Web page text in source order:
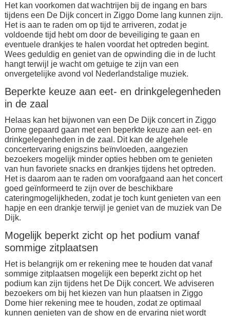
Het kan voorkomen dat wachtrijen bij de ingang en bars
tijdens een De Dijk concert in Ziggo Dome lang kunnen zijn.
Het is aan te raden om op tijd te arriveren, zodat je
voldoende tijd hebt om door de beveiliging te gaan en
eventuele drankjes te halen voordat het optreden begint.
Wees geduldig en geniet van de opwinding die in de lucht
hangt terwijl je wacht om getuige te zijn van een
onvergetelijke avond vol Nederlandstalige muziek.
Beperkte keuze aan eet- en drinkgelegenheden
in de zaal
Helaas kan het bijwonen van een De Dijk concert in Ziggo
Dome gepaard gaan met een beperkte keuze aan eet- en
drinkgelegenheden in de zaal. Dit kan de algehele
concertervaring enigszins beïnvloeden, aangezien
bezoekers mogelijk minder opties hebben om te genieten
van hun favoriete snacks en drankjes tijdens het optreden.
Het is daarom aan te raden om voorafgaand aan het concert
goed geïnformeerd te zijn over de beschikbare
cateringmogelijkheden, zodat je toch kunt genieten van een
hapje en een drankje terwijl je geniet van de muziek van De
Dijk.
Mogelijk beperkt zicht op het podium vanaf
sommige zitplaatsen
Het is belangrijk om er rekening mee te houden dat vanaf
sommige zitplaatsen mogelijk een beperkt zicht op het
podium kan zijn tijdens het De Dijk concert. We adviseren
bezoekers om bij het kiezen van hun plaatsen in Ziggo
Dome hier rekening mee te houden, zodat ze optimaal
kunnen genieten van de show en de ervaring niet wordt